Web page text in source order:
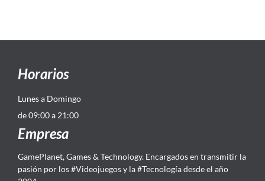
Horarios
Lunes a Domingo
de 09:00 a 21:00
Empresa
GamePlanet, Games & Technology. Encargados en transmitir la
pasión por los #Videojuegos y la #Tecnología desde el año